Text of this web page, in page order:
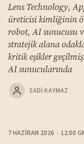
Lens Technology,
üreticisi kimliğinin
robot, AI sunucusu
stratejik alana
kritik eşikler
AI sunucularında
SADI KAYMAZ
7 HAZIRAN 2026 12:00